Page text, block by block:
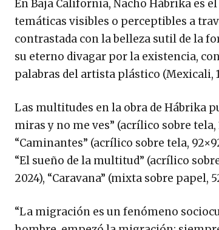
En Baja California, Nacho Hábrika es
temáticas visibles o perceptibles a
contrastada con la belleza sutil de la
su eterno divagar por la existencia,
palabras del artista plástico (Mexicali,
Las multitudes en la obra de Hábrika
miras y no me ves” (acrílico sobre tela,
“Caminantes” (acrílico sobre tela,
“El sueño de la multitud” (acrílico
2024), “Caravana” (mixta sobre papel,
“La migración es un fenómeno